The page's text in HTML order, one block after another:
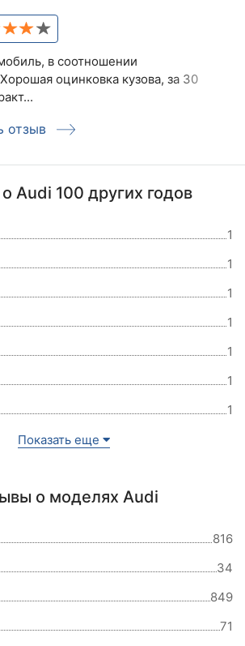
в соотношении
оцинковка кузова, за 30
отзыв
Audi 100 других годов
1
1
1
1
1
1
1
Показать еще
о моделях Audi
816
34
849
71